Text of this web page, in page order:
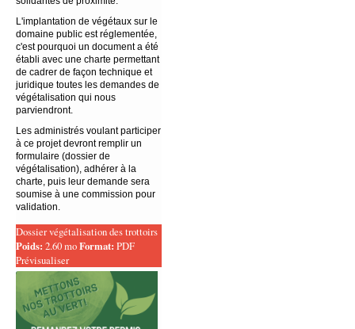
L'implantation de végétaux sur le
domaine public est réglementée,
c'est pourquoi un document a été
établi avec une charte permettant
de cadrer de façon technique et
juridique toutes les demandes de
végétalisation qui nous
parviendront.
Les administrés voulant participer
à ce projet devront remplir un
formulaire (dossier de
végétalisation), adhérer à la
charte, puis leur demande sera
soumise à une commission pour
validation.
Dossier végétalisation des trottoirs
Poids: 2.60 moFormat: PDF
Prévisualiser